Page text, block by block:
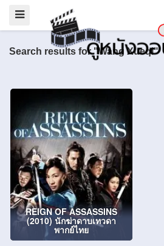
Search results for "Wang Xueqi"
REIGN OF ASSASSINS
(2010) นักฆ่าดาบเทวดา
พากย์ไทย